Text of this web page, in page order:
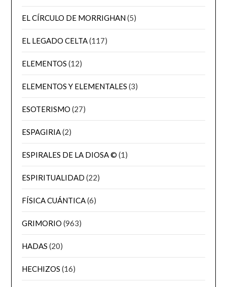
EL CÍRCULO DE MORRIGHAN(5)
EL LEGADO CELTA(117)
ELEMENTOS (12)
ELEMENTOS Y ELEMENTALES (3)
ESOTERISMO (27)
ESPAGIRIA(2)
ESPIRALES DE LA DIOSA © (1)
ESPIRITUALIDAD (22)
FÍSICA CUÁNTICA(6)
GRIMORIO (963)
HADAS (20)
HECHIZOS (16)